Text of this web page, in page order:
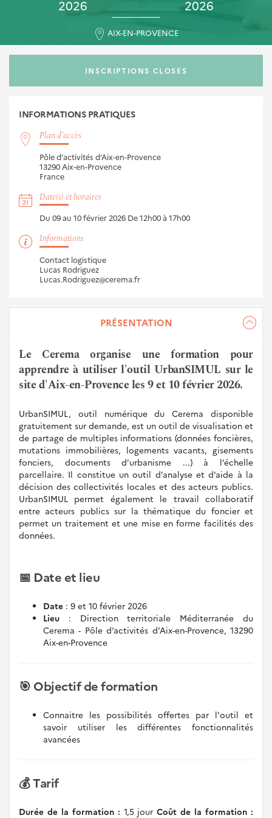
2026 2026
AIX-EN-PROVENCE
INSCRIPTIONS CLOSES
INFORMATIONS PRATIQUES
Plan d'accès
Pôle d’activités d’Aix-en-Provence
13290 Aix-en-Provence
France
Date(s) et horaires
Du 09 au 10 février 2026 De 12h00 à 17h00
Informations
Contact logistique
Lucas Rodriguez
Lucas.Rodriguez@cerema.fr
PRÉSENTATION
Le Cerema organise une formation pour
apprendre à utiliser l'outil UrbanSIMUL sur le
site d'Aix-en-Provence les 9 et 10 février 2026.
UrbanSIMUL, outil numérique du Cerema disponible
gratuitement sur demande, est un outil de visualisation et
de partage de multiples informations (données foncières,
mutations immobilières, logements vacants, gisements
fonciers, documents d’urbanisme ...) à l’échelle
parcellaire. Il constitue un outil d’analyse et d’aide à la
décision des collectivités locales et des acteurs publics.
UrbanSIMUL permet également le travail collaboratif
entre acteurs publics sur la thématique du foncier et
permet un traitement et une mise en forme facilités des
données.
📅 Date et lieu
Date : 9 et 10 février 2026
Lieu : Direction territoriale Méditerranée du
Cerema - Pôle d’activités d’Aix-en-Provence, 13290
Aix-en-Provence
🎯 Objectif de formation
Connaitre les possibilités offertes par l'outil et
savoir utiliser les différentes fonctionnalités
avancées
💰 Tarif
Durée de la formation : 1,5 jourCoût de la formation :